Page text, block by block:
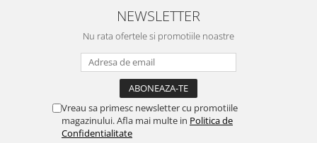
NEWSLETTER
Nu rata ofertele si promotiile noastre
Vreau sa primesc newsletter cu promotiile
magazinului. Afla mai multe in Politica de
Confidentialitate